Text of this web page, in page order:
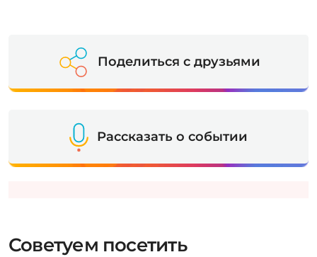
Поделиться с друзьями
Рассказать о событии
Советуем посетить